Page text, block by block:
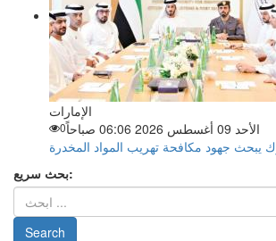
الإمارات
الأحد 09 أغسطس 2026 06:06 صباحاً
0
يبحث جهود مكافحة تهريب المواد المخدرة
بحث سريع: